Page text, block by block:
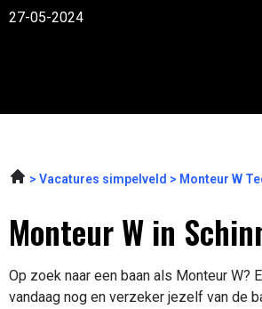
27-05-2024
Vacatures simpelveld Monteur W
Monteur W in
Op zoek naar een baan als Monteur W?
vandaag nog en verzeker jezelf van de